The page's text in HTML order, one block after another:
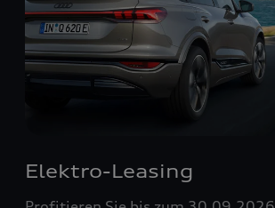
Elektro-Leasing